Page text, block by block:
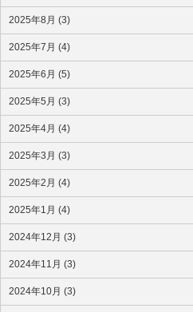
2025年8月 (3)
2025年7月 (4)
2025年6月 (5)
2025年5月 (3)
2025年4月 (4)
2025年3月 (3)
2025年2月 (4)
2025年1月 (4)
2024年12月 (3)
2024年11月 (3)
2024年10月 (3)